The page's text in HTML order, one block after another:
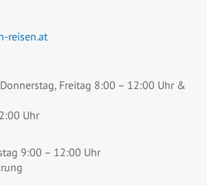
reisen.at
Freitag 8:00 – 12:00 Uhr &
Uhr
9:00 – 12:00 Uhr